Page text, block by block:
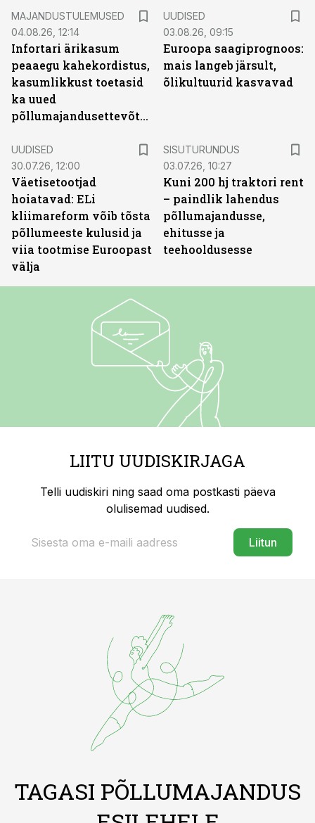
MAJANDUSTULEMUSED
04.08.26, 12:14
Infortari ärikasum
peaaegu kahekordistus,
kasumlikkust toetasid
ka uued
põllumajandusettevõtted
UUDISED
03.08.26, 09:15
Euroopa saagiprognoos:
mais langeb järsult,
õlikultuurid kasvavad
UUDISED
30.07.26, 12:00
Väetisetootjad
hoiatavad: ELi
kliimareform võib tõsta
põllumeeste kulusid ja
viia tootmise Euroopast
välja
SISUTURUNDUS
03.07.26, 10:27
Kuni 200 hj traktori rent
– paindlik lahendus
põllumajandusse,
ehitusse ja
teehooldusesse
LIITU UUDISKIRJAGA
Telli uudiskiri ning saad oma postkasti päeva
olulisemad uudised.
Liitun
TAGASI PÕLLUMAJANDUS